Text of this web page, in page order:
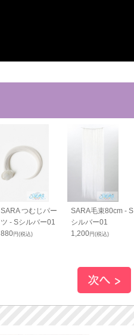
SARA つむじパー
ツ - Sシルバー01
880円(税込)
SARA毛束80cm - S
シルバー01
1,200円(税込)